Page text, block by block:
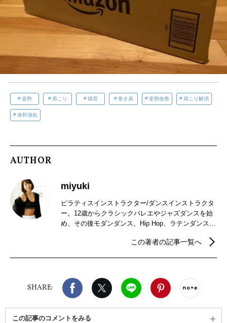
姿勢 肩こり 猫背 巻き肩 姿勢改善 肩こり解消
体幹強化
AUTHOR
miyuki
ピラティスインストラクター/ダンスインストラクタ
ー。12歳からクラシックバレエやジャズダンスを始
め、その後モダンダンス、Hip Hop、ラテンダンス等
い、帰国後ピラティスインストラクターのライセン
ガ）など資格を多数所持。元モデル・レースクィー
ンとして活動した経験もあり。
この著者の記事一覧へ
SHARE:
Facebook X（旧twitter）
LINE Pinterest
この記事のコメントをみる